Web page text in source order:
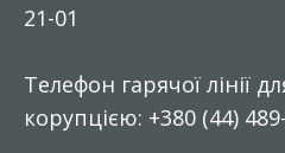
21-01
Телефон гарячої лінії
корупцією: +380 (44)